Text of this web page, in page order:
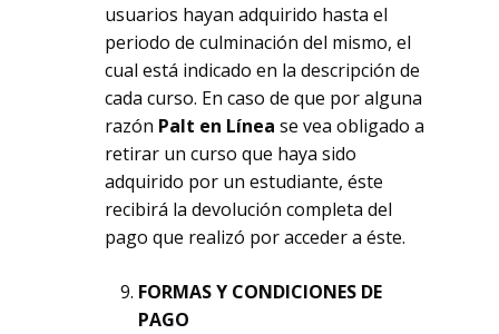
usuarios hayan adquirido hasta el
periodo de culminación del mismo, el
cual está indicado en la descripción de
cada curso. En caso de que por alguna
razón Palt en Línease vea obligado a
retirar un curso que haya sido
adquirido por un estudiante, éste
recibirá la devolución completa del
pago que realizó por acceder a éste.
FORMAS Y CONDICIONES DE
PAGO